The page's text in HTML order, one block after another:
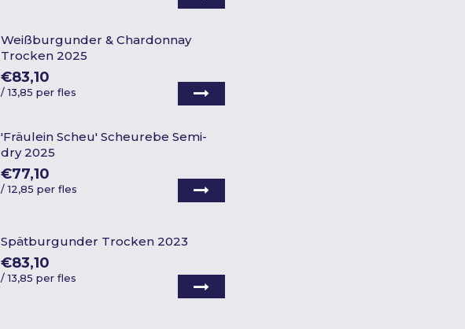
Weißburgunder & Chardonnay
Trocken 2025
€83,10
/13,85 per fles
'Fräulein Scheu' Scheurebe Semi-
dry 2025
€77,10
/12,85 per fles
Spätburgunder Trocken 2023
€83,10
/13,85 per fles